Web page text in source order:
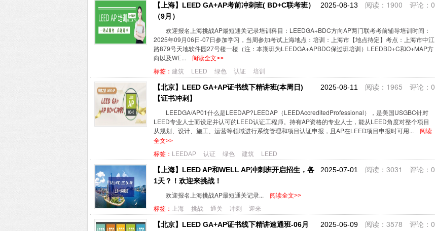
2025-08-13 阅读：1900 评论：0
【上海】LEED GA+AP考前冲刺班( BD+C联考班）
（9月）
欢迎报名上海挑战AP最短通关记录培训科目：LEEDGA+BDC方向AP两门联考考前辅导培训时间：
2025年09月06日-07日参加学习，当周参加考试上海地点：培训：上海市【地点待定】考点：上海市中江
路879号天地软件园27号楼一楼（注：本期班为LEEDGA+APBDC保过班培训）LEEDBD+C和O+MAP方
向以及WE...
阅读全文>>
标签： 建筑 LEED 绿色 认证 培训
2025-08-11 阅读：1965 评论：0
【北京】LEED GA+AP证书线下精讲班(本周日)
【证书冲刺】
LEEDGA/AP01什么是LEEDAP?LEEDAP（LEEDAccreditedProfessional），是美国USGBC针对
LEED专业人士而设定并认可的LEED认证工程师。持有AP资格的专业人士，能从LEED角度对整个项目
从规划、设计、施工、运营等领域进行系统管理和项目认证申报，且AP在LEED项目申报时可用...
阅读
全文>>
标签： LEEDAP 认证 绿色 建筑 LEED
2025-07-01 阅读：3031 评论：0
【上海】LEED AP和WELL AP冲刺班开启招生，各
1天？！欢迎来挑战！
欢迎报名上海挑战AP最短通关记录...
阅读全文>>
标签：
上海 挑战 通关 冲刺 迎来
2025-06-09 阅读：3578 评论：0
【北京】LEED GA+AP证书线下精讲速通班-06月